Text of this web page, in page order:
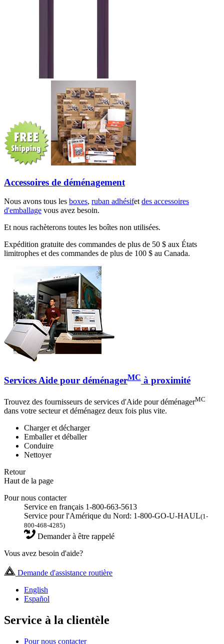
Accessoires de déménagement
Nous avons tous les boxes, ruban adhésifetdes accessoires
d'emballage vous avez besoin.
Et nous rachèterons toutes les boîtes non utilisées.
Expédition gratuite des commandes de plus de 50 $ aux États
limitrophes et des commandes de plus de 100 $ au Canada.
Services Aide pour déménagerMC à proximité
Trouvez des fournisseurs de services d'Aide pour déménagerMC
dans votre secteur et déménagez deux fois plus vite.
Charger et décharger
Emballer et déballer
Conduire
Nettoyer
Retour
Haut de la page
Pour nous contacter
Service en français 1-800-663-5613
Service pour l'Amérique du Nord: 1-800-GO-U-HAUL(1-
800-468-4285)
Demander à être rappelé
Vous avez besoin d'aide?
Demande d'assistance routière
English
Español
Service à la clientèle
Pour nous contacter